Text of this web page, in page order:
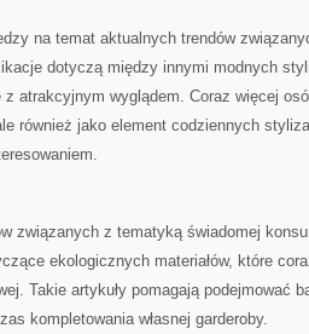
na temat aktualnych trendów
dotyczą między innymi modnych
atrakcyjnym wyglądem. Coraz więcej
również jako element codziennych
związanych z tematyką świadomej
ekologicznych materiałów, które
Takie artykuły pomagają podejmować
kompletowania własnej garderoby.